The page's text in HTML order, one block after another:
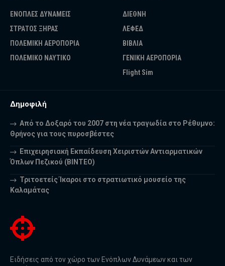
ΕΝΟΠΛΕΣ ΔΥΝΑΜΕΙΣ
ΣΤΡΑΤΟΣ ΞΗΡΑΣ
ΠΟΛΕΜΙΚΗ ΑΕΡΟΠΟΡΙΑ
ΠΟΛΕΜΙΚΟ ΝΑΥΤΙΚΟ
ΔΙΕΘΝΗ
ΛΕΦΕΔ
ΒΙΒΛΙΑ
ΓΕΝΙΚΗ ΑΕΡΟΠΟΡΙΑ
Flight Sim
Δημοφιλή
Από το Δοξαρό του 2007 στη νέα τραγωδία στο Ρέθυμνο:
Θρήνος για τους πυροσβέστες
Επιχειρησιακή Εκπαίδευση Χειριστών Αντιαρματικών
Όπλων Πεζικού (ΒΙΝΤΕΟ)
Τριτοετείς Ίκαροι στο στρατιωτικό μουσείο της
Καλαμάτας
Ειδήσεις από τον χώρο των Ενόπλων Δυνάμεων και των